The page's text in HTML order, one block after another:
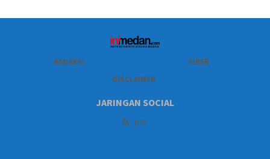
REDAKSI
SIBER
DISCLAIMER
JARINGAN SOCIAL
RSS